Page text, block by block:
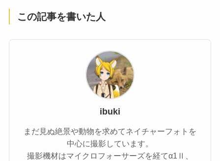
この記事を書いた人
ibuki
まだ見ぬ絶景や動物を求めてネイチャーフォトを
中心に撮影しています。
撮影機材はマイクロフォーサーズを経てα1Ⅱ、